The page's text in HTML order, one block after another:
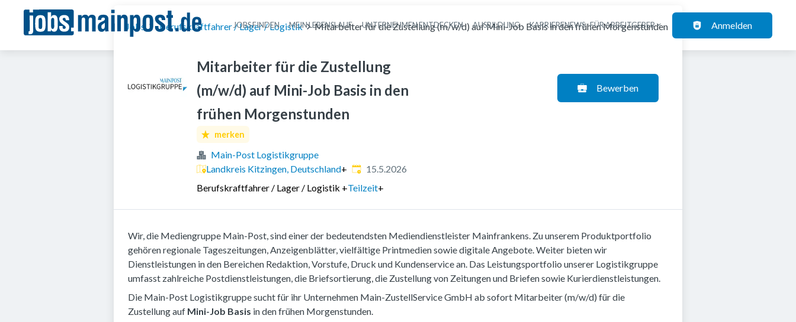
Haupt-Navigation
JOBS FINDEN MEIN LEBENSLAUF UNTERNEHMEN ENTDECKEN AUSBILDUNG KARRIERENEWS FÜR ARBEITGEBER Anmelden
Jobs Berufskraftfahrer / Lager / Logistik Mitarbeiter für die Zustellung (m/w/d) auf Mini-Job Basis in den frühen Morgenstunden
Mitarbeiter für die Zustellung
(m/w/d) auf Mini-Job Basis in den
frühen Morgenstunden
merken
Main-Post Logistikgruppe
Landkreis Kitzingen, Deutschland+ Veröffentlicht
15.5.2026
Berufskraftfahrer / Lager / Logistik +Teilzeit+
Bewerben
Wir, die Mediengruppe Main-Post, sind einer der bedeutendsten Mediendienstleister Mainfrankens. Zu unserem Produktportfolio
gehören regionale Tageszeitungen, Anzeigenblätter, vielfältige Printmedien sowie digitale Angebote. Weiter bieten wir
Dienstleistungen in den Bereichen Redaktion, Vorstufe, Druck und Kundenservice an. Das Leistungsportfolio unserer Logistikgruppe
umfasst zahlreiche Postdienstleistungen, die Briefsortierung, die Zustellung von Zeitungen und Briefen sowie Kurierdienstleistungen.
Die Main-Post Logistikgruppe sucht für ihr Unternehmen Main-ZustellService GmbH ab sofort Mitarbeiter (m/w/d) für die
Zustellung auf Mini-Job Basis in den frühen Morgenstunden.